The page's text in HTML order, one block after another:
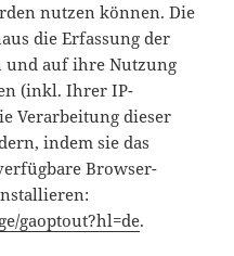
nutzen können. Die
die Erfassung der
und auf ihre Nutzung
(inkl. Ihrer IP-
Verarbeitung dieser
indem sie das
Browser-
gaoptout?hl=de.